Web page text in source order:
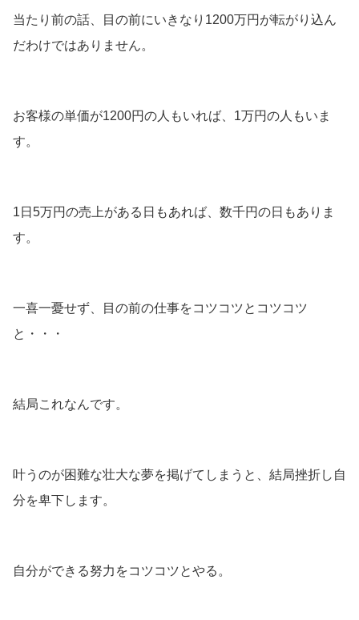
当たり前の話、目の前にいきなり1200万円が転がり込ん
だわけではありません。
お客様の単価が1200円の人もいれば、1万円の人もいま
す。
1日5万円の売上がある日もあれば、数千円の日もありま
す。
一喜一憂せず、目の前の仕事をコツコツとコツコツ
と・・・
結局これなんです。
叶うのが困難な壮大な夢を掲げてしまうと、結局挫折し自
分を卑下します。
自分ができる努力をコツコツとやる。